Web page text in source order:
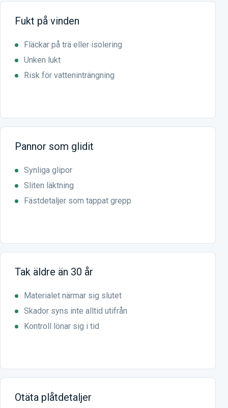
Fukt på vinden
Fläckar på trä eller isolering
Unken lukt
Risk för vatteninträngning
Pannor som glidit
Synliga glipor
Sliten läktning
Fästdetaljer som tappat grepp
Tak äldre än 30 år
Materialet närmar sig slutet
Skador syns inte alltid utifrån
Kontroll lönar sig i tid
Otäta plåtdetaljer